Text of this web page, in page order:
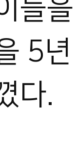
들
5
다.